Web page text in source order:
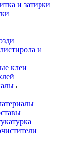
и затирки
и
клеи